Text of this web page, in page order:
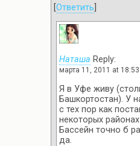
Ответить
Наташа Reply:
марта 11, 2011 at 18:53
Я в Уфе живу
Башкортостан). У
с тех пор как
некоторых
Бассейн точно б
да.